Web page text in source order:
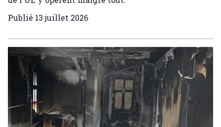
Publié 13 juillet 2026